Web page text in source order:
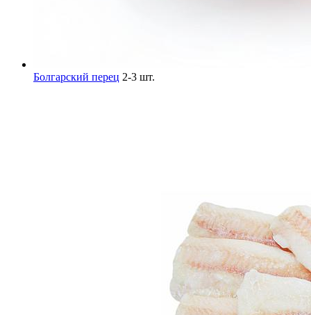
Болгарский перец 2-3 шт.